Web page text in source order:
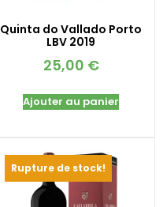
Quinta do Vallado Porto
LBV 2019
25,00 €
Ajouter au panier
Rupture de stock!